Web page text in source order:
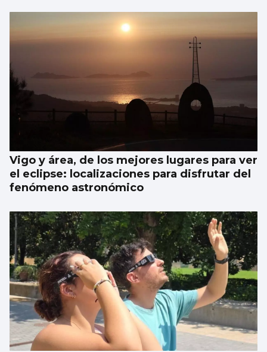
Vigo y área, de los mejores lugares para ver
el eclipse: localizaciones para disfrutar del
fenómeno astronómico